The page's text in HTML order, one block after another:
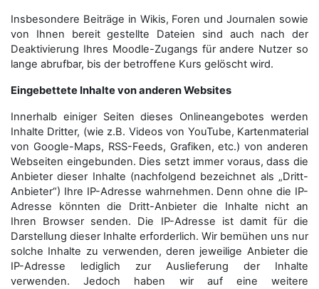
Insbesondere Beiträge in Wikis, Foren und Journalen sowie
von Ihnen bereit gestellte Dateien sind auch nach der
Deaktivierung Ihres Moodle-Zugangs für andere Nutzer so
lange abrufbar, bis der betroffene Kurs gelöscht wird.
Eingebettete Inhalte von anderen Websites
Innerhalb einiger Seiten dieses Onlineangebotes werden
Inhalte Dritter, (wie z.B. Videos von YouTube, Kartenmaterial
von Google-Maps, RSS-Feeds, Grafiken, etc.) von anderen
Webseiten eingebunden. Dies setzt immer voraus, dass die
Anbieter dieser Inhalte (nachfolgend bezeichnet als „Dritt-
Anbieter“) Ihre IP-Adresse wahrnehmen. Denn ohne die IP-
Adresse könnten die Dritt-Anbieter die Inhalte nicht an
Ihren Browser senden. Die IP-Adresse ist damit für die
Darstellung dieser Inhalte erforderlich. Wir bemühen uns nur
solche Inhalte zu verwenden, deren jeweilige Anbieter die
IP-Adresse lediglich zur Auslieferung der Inhalte
verwenden. Jedoch haben wir auf eine weitere